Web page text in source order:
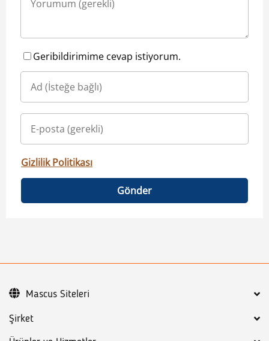
Geribildirimime cevap istiyorum.
Gizlilik Politikası
Gönder
Şirket
Mascus Siteleri